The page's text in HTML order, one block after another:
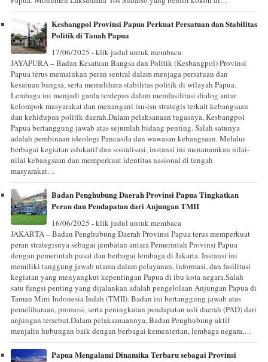
Kesbangpol Provinsi Papua Perkuat Persatuan dan Stabilitas
Politik di Tanah Papua
17/06/2025 - klik judul untuk membaca
JAYAPURA – Badan Kesatuan Bangsa dan Politik (Kesbangpol) Provinsi
Papua terus memainkan peran sentral dalam menjaga persatuan dan
kesatuan bangsa, serta memelihara stabilitas politik di wilayah Papua.
Lembaga ini menjadi garda terdepan dalam memfasilitasi dialog antar
kelompok masyarakat dan menangani isu-isu strategis terkait kebangsaan
dan kehidupan politik daerah.Dalam pelaksanaan tugasnya, Kesbangpol
Papua bertanggung jawab atas sejumlah bidang penting. Salah satunya
adalah pembinaan ideologi Pancasila dan wawasan kebangsaan. Melalui
berbagai kegiatan edukatif dan sosialisasi, instansi ini menanamkan nilai-
nilai kebangsaan dan memperkuat identitas nasional di tengah
masyarakat…
Badan Penghubung Daerah Provinsi Papua Tingkatkan
Peran dan Pendapatan dari Anjungan TMII
16/06/2025 - klik judul untuk membaca
JAKARTA – Badan Penghubung Daerah Provinsi Papua terus memperkuat
peran strategisnya sebagai jembatan antara Pemerintah Provinsi Papua
dengan pemerintah pusat dan berbagai lembaga di Jakarta. Instansi ini
memiliki tanggung jawab utama dalam pelayanan, informasi, dan fasilitasi
kegiatan yang menyangkut kepentingan Papua di ibu kota negara.Salah
satu fungsi penting yang dijalankan adalah pengelolaan Anjungan Papua di
Taman Mini Indonesia Indah (TMII). Badan ini bertanggung jawab atas
pemeliharaan, promosi, serta peningkatan pendapatan asli daerah (PAD) dari
anjungan tersebut.Dalam pelaksanaannya, Badan Penghubung aktif
menjalin hubungan baik dengan berbagai kementerian, lembaga negara,…
Papua Mengalami Dinamika Terbaru sebagai Provinsi